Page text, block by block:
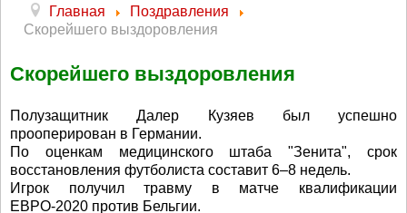
Главная
Поздравления
Скорейшего выздоровления
Скорейшего выздоровления
Полузащитник Далер Кузяев был успешно
прооперирован в Германии.
По оценкам медицинского штаба "Зенита", срок
восстановления футболиста составит 6–8 недель.
Игрок получил травму в матче квалификации
ЕВРО-2020 против Бельгии.